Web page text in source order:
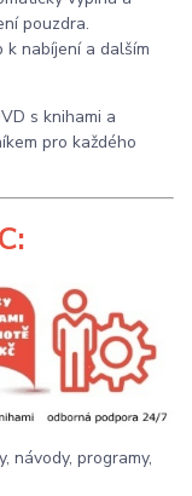
pouzdra.
k nabíjení a dalším
s knihami a
pro každého
návody, programy,